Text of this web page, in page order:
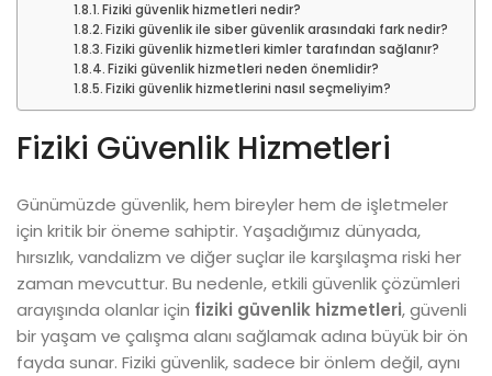
Fiziki güvenlik hizmetleri nedir?
Fiziki güvenlik ile siber güvenlik arasındaki fark nedir?
Fiziki güvenlik hizmetleri kimler tarafından sağlanır?
Fiziki güvenlik hizmetleri neden önemlidir?
Fiziki güvenlik hizmetlerini nasıl seçmeliyim?
Fiziki Güvenlik Hizmetleri
Günümüzde güvenlik, hem bireyler hem de işletmeler
için kritik bir öneme sahiptir. Yaşadığımız dünyada,
hırsızlık, vandalizm ve diğer suçlar ile karşılaşma riski her
zaman mevcuttur. Bu nedenle, etkili güvenlik çözümleri
arayışında olanlar için fiziki güvenlik hizmetleri, güvenli
bir yaşam ve çalışma alanı sağlamak adına büyük bir ön
fayda sunar. Fiziki güvenlik, sadece bir önlem değil, aynı